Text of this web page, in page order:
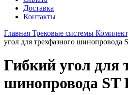
Доставка
Контакты
Главная Трековые системы
угол для трехфазного шинопровода
Гибкий угол для
шинопровода ST